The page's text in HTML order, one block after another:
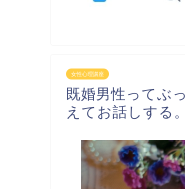
女性心理講座
既婚男性ってぶ
えてお話しする。